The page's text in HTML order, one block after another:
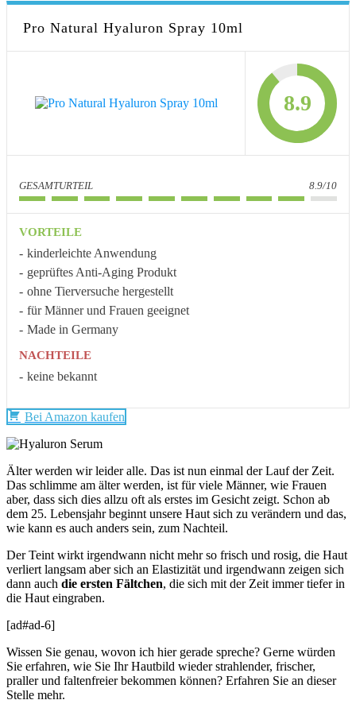
Pro Natural Hyaluron Spray 10ml
8.9
GESAMTURTEIL 8.9/10
VORTEILE
kinderleichte Anwendung
geprüftes Anti-Aging Produkt
ohne Tierversuche hergestellt
für Männer und Frauen geeignet
Made in Germany
NACHTEILE
keine bekannt
Bei Amazon kaufen
Älter werden wir leider alle. Das ist nun einmal der Lauf der Zeit.
Das schlimme am älter werden, ist für viele Männer, wie Frauen
aber, dass sich dies allzu oft als erstes im Gesicht zeigt. Schon ab
dem 25. Lebensjahr beginnt unsere Haut sich zu verändern und das,
wie kann es auch anders sein, zum Nachteil.
Der Teint wirkt irgendwann nicht mehr so frisch und rosig, die Haut
verliert langsam aber sich an Elastizität und irgendwann zeigen sich
dann auch die ersten Fältchen, die sich mit der Zeit immer tiefer in
die Haut eingraben.
[ad#ad-6]
Wissen Sie genau, wovon ich hier gerade spreche? Gerne würden
Sie erfahren, wie Sie Ihr Hautbild wieder strahlender, frischer,
prallerund faltenfreier bekommen können? Erfahren Sie an dieser
Stelle mehr.